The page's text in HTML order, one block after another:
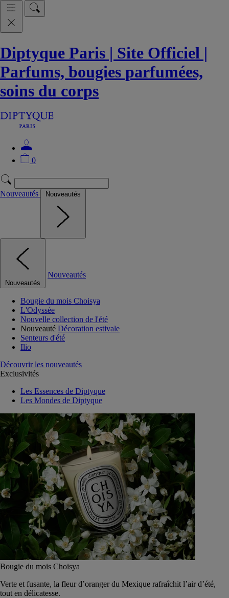
Diptyque Paris | Site Officiel |
Parfums, bougies parfumées,
soins du corps
0
Nouveautés Nouveautés
Nouveautés
Nouveautés
Bougie du mois Choisya
L'Odyssée
Nouvelle collection de l'été
Nouveauté Décoration estivale
Senteurs d'été
Ilio
Découvrir les nouveautés
Exclusivités
Les Essences de Diptyque
Les Mondes de Diptyque
Bougie du mois Choisya
Verte et fusante, la fleur d’oranger du Mexique rafraîchit l’air d’été,
tout en délicatesse.